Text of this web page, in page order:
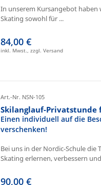
In unserem Kursangebot haben
Skating sowohl für ...
84,00 €
inkl. Mwst., zzgl. Versand
Art.-Nr. NSN-105
Skilanglauf-Privatstunde
Einen individuell auf die
verschenken!
Bei uns in der Nordic-Schule die
Skating erlernen, verbessern
90,00 €